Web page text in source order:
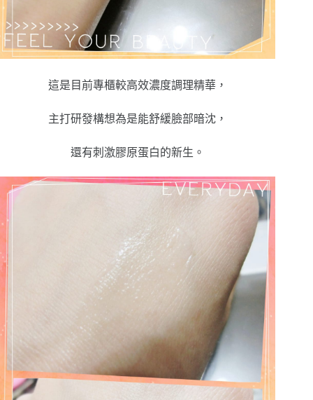
這是目前專櫃較高效濃度調理精華，
主打研發構想為是能舒緩臉部暗沈，
還有刺激膠原蛋白的新生。